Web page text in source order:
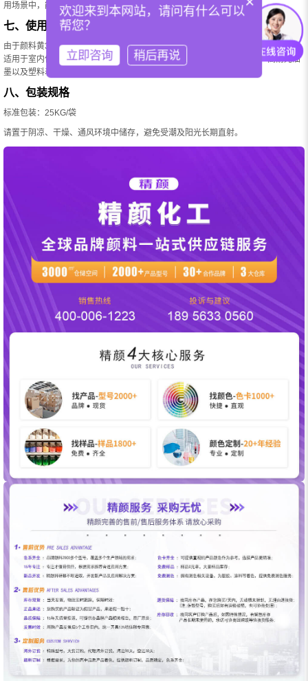
用场景中，能够实现良好的颜色表现和成本控制效果。
七、使用建议
由于颜料黄3属于传统经济型黄色有机颜料，其耐候性和耐迁移性能有限，因此更
适用于室内使用或短期使用产品。对于长期户外暴露环境、高耐候涂料、高耐光油
墨以及塑料着色等应用，建议选择耐候等级更高的有机颜料品种。
八、包装规格
标准包装：25KG/袋
请置于阴凉、干燥、通风环境中储存，避免受潮及阳光长期直射。
欢迎来到本网站，请问有什么可以
帮您？
立即咨询 稍后再说